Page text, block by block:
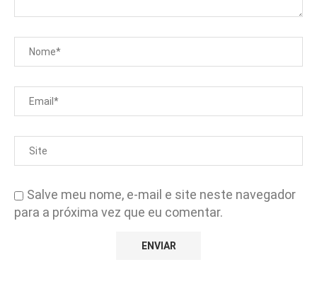
Salve meu nome, e-mail e site neste navegador
para a próxima vez que eu comentar.